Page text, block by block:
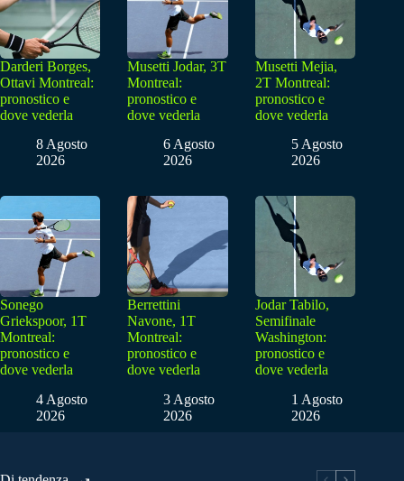
Darderi Borges,
Ottavi Montreal:
pronostico e
dove vederla
8 Agosto
2026
Musetti Jodar, 3T
Montreal:
pronostico e
dove vederla
6 Agosto
2026
Musetti Mejia,
2T Montreal:
pronostico e
dove vederla
5 Agosto
2026
Sonego
Griekspoor, 1T
Montreal:
pronostico e
dove vederla
4 Agosto
2026
Berrettini
Navone, 1T
Montreal:
pronostico e
dove vederla
3 Agosto
2026
Jodar Tabilo,
Semifinale
Washington:
pronostico e
dove vederla
1 Agosto
2026